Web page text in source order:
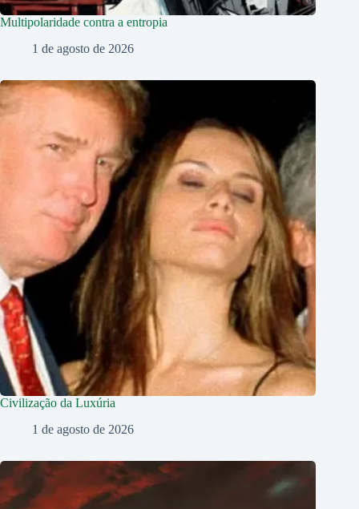
Multipolaridade contra a entropia
1 de agosto de 2026
Civilização da Luxúria
1 de agosto de 2026